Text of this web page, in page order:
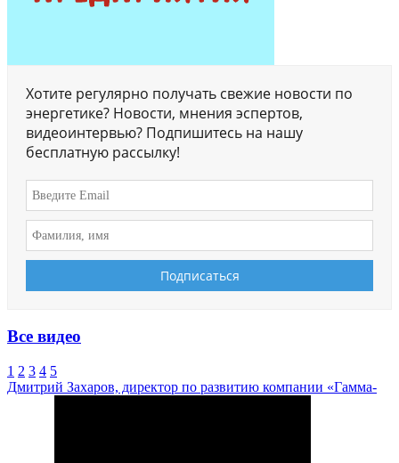
Хотите регулярно получать свежие новости по
энергетике? Новости, мнения эспертов,
видеоинтервью? Подпишитесь на нашу
бесплатную рассылку!
Все видео
1 2 3 4 5
Дмитрий Захаров, директор по развитию компании «Гамма-